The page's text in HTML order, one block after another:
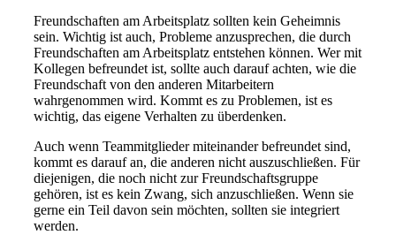
Freundschaften am Arbeitsplatz sollten kein Geheimnis
sein. Wichtig ist auch, Probleme anzusprechen, die durch
Freundschaften am Arbeitsplatz entstehen können. Wer mit
Kollegen befreundet ist, sollte auch darauf achten, wie die
Freundschaft von den anderen Mitarbeitern
wahrgenommen wird. Kommt es zu Problemen, ist es
wichtig, das eigene Verhalten zu überdenken.
Auch wenn Teammitglieder miteinander befreundet sind,
kommt es darauf an, die anderen nicht auszuschließen. Für
diejenigen, die noch nicht zur Freundschaftsgruppe
gehören, ist es kein Zwang, sich anzuschließen. Wenn sie
gerne ein Teil davon sein möchten, sollten sie integriert
werden.